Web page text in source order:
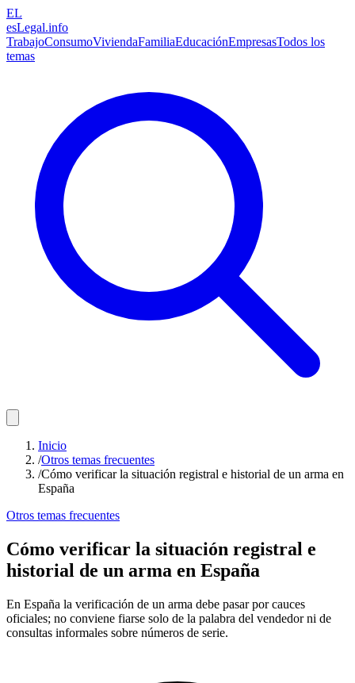
EL
esLegal.info
TrabajoConsumoViviendaFamiliaEducaciónEmpresasTodos los
temas
Inicio
/Otros temas frecuentes
/Cómo verificar la situación registral e historial de un arma en
España
Otros temas frecuentes
Cómo verificar la situación registral e
historial de un arma en España
En España la verificación de un arma debe pasar por cauces
oficiales; no conviene fiarse solo de la palabra del vendedor ni de
consultas informales sobre números de serie.